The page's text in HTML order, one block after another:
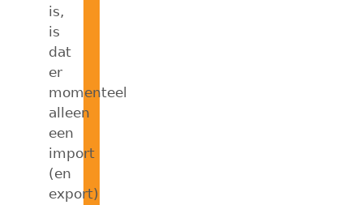
is,
is
dat
er
momenteel
alleen
een
import
(en
export)